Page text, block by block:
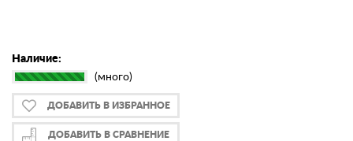
Наличие:
(много)
ДОБАВИТЬ В ИЗБРАННОЕ
ДОБАВИТЬ В СРАВНЕНИЕ